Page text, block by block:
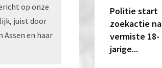
op onze
juist door
Assen en haar
Politie start
zoekactie
vermiste 18-
jarige...